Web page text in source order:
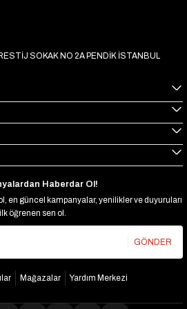
inverter
inverter
SOKAK NO 2A PENDİK İSTANBUL
Haberdar Ol!
en güncel kampanyalar, yenilikler ve duyuruları
ilk öğrenen sen ol.
GÖNDER
Mağazalar Yardım Merkezi